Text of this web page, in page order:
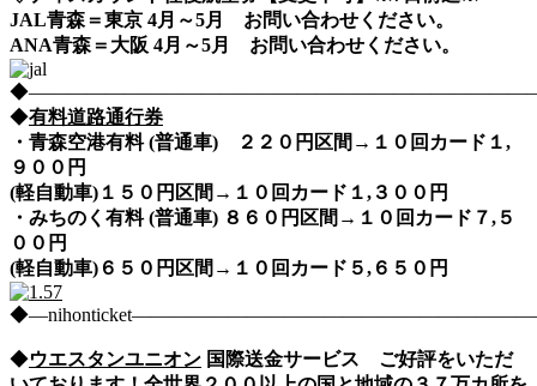
JAL青森＝東京 4月～5月 お問い合わせください。
ANA青森＝大阪 4月～5月 お問い合わせください。
◆有料道路通行券
・青森空港有料 (普通車) ２２０円区間→１０回カード１,
９００円
(軽自動車)１５０円区間→１０回カード１,３００円
・みちのく有料 (普通車) ８６０円区間→１０回カード７,５
００円
(軽自動車)６５０円区間→１０回カード５,６５０円
◆ウエスタンユニオン 国際送金サービス ご好評をいただ